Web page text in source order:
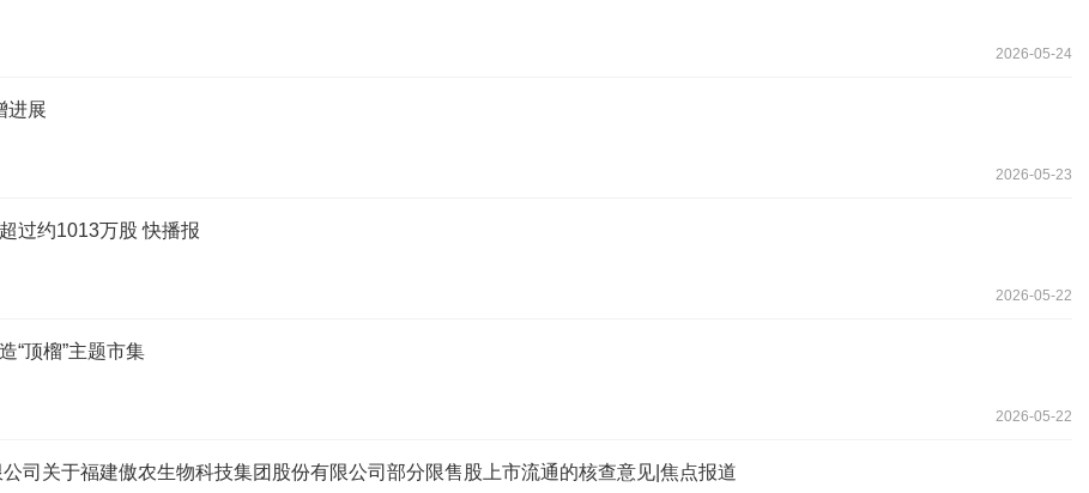
2026-05-24
进展
2026-05-23
过约1013万股 快播报
2026-05-22
“顶榴”主题市集
2026-05-22
司关于福建傲农生物科技集团股份有限公司部分限售股上市流通的核查意见|焦点报道